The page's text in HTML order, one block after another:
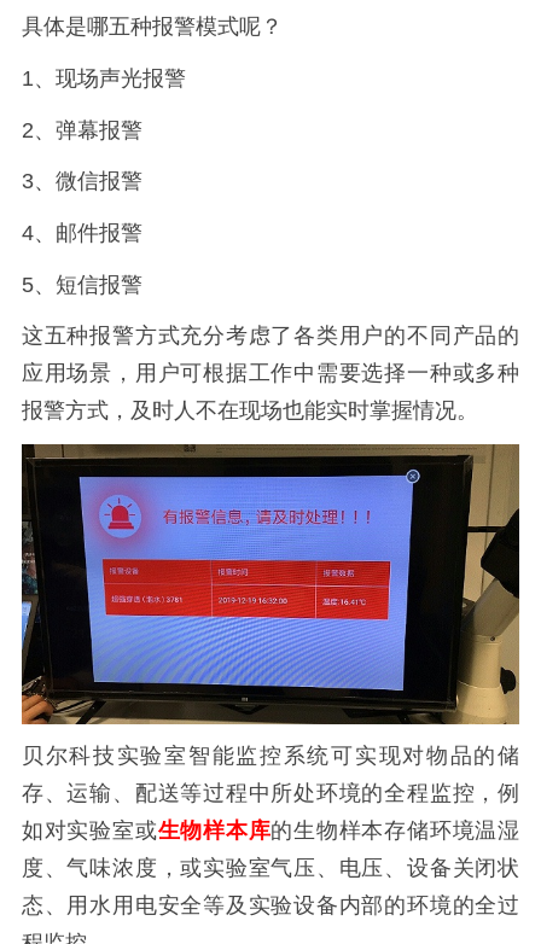
具体是哪五种报警模式呢？
1、现场声光报警
2、弹幕报警
3、微信报警
4、邮件报警
5、短信报警
这五种报警方式充分考虑了各类用户的不同产品的
应用场景，用户可根据工作中需要选择一种或多种
报警方式，及时人不在现场也能实时掌握情况。
贝尔科技实验室智能监控系统可实现对物品的储
存、运输、配送等过程中所处环境的全程监控，例
如对实验室或生物样本库的生物样本存储环境温湿
度、气味浓度，或实验室气压、电压、设备关闭状
态、用水用电安全等及实验设备内部的环境的全过